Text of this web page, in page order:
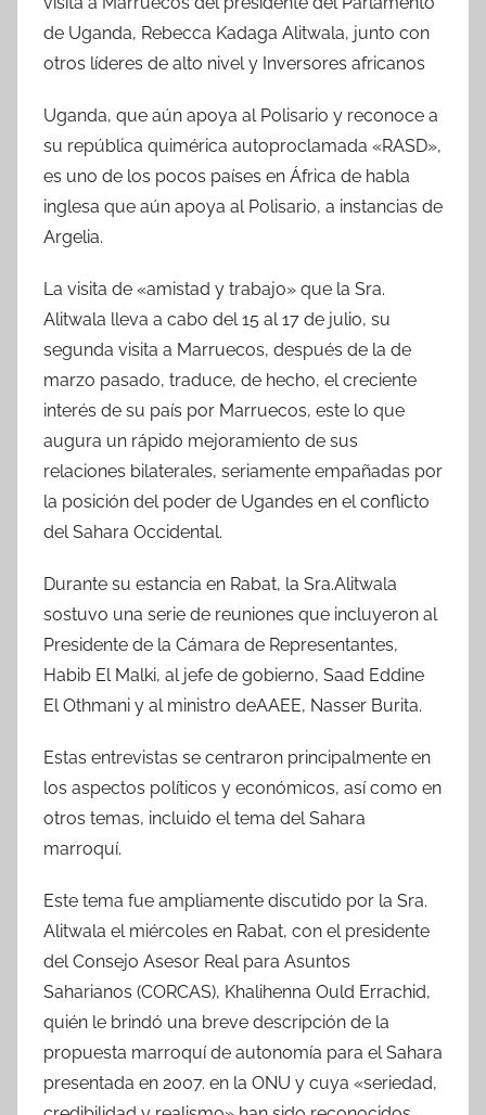
de Uganda, Rebecca Kadaga Alitwala, junto con
otros líderes de alto nivel y Inversores africanos
Uganda, que aún apoya al Polisario y reconoce a
su república quimérica autoproclamada «RASD»,
es uno de los pocos países en África de habla
inglesa que aún apoya al Polisario, a instancias de
Argelia.
La visita de «amistad y trabajo» que la Sra.
Alitwala lleva a cabo del 15 al 17 de julio, su
segunda visita a Marruecos, después de la de
marzo pasado, traduce, de hecho, el creciente
interés de su país por Marruecos, este lo que
augura un rápido mejoramiento de sus
relaciones bilaterales, seriamente empañadas por
la posición del poder de Ugandes en el conflicto
del Sahara Occidental.
Durante su estancia en Rabat, la Sra.Alitwala
sostuvo una serie de reuniones que incluyeron al
Presidente de la Cámara de Representantes,
Habib El Malki, al jefe de gobierno, Saad Eddine
El Othmani y al ministro deAAEE, Nasser Burita.
Estas entrevistas se centraron principalmente en
los aspectos políticos y económicos, así como en
otros temas, incluido el tema del Sahara
marroquí.
Este tema fue ampliamente discutido por la Sra.
Alitwala el miércoles en Rabat, con el presidente
del Consejo Asesor Real para Asuntos
Saharianos (CORCAS), Khalihenna Ould Errachid,
quién le brindó una breve descripción de la
propuesta marroquí de autonomía para el Sahara
presentada en 2007. en la ONU y cuya «seriedad,